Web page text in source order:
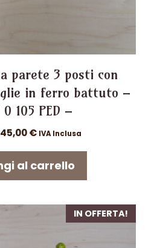
parete 3 posti con
in ferro battuto –
105 PED –
Il
originale
era:
45,00€Il
attuale
IVA Inclusa
al carrello
IN OFFERTA!